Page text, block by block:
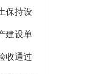
保持设
建设单
收通过